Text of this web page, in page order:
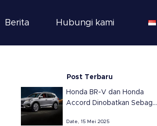
Berita Hubungi kami
Post Terbaru
Honda BR-V dan Honda
Accord Dinobatkan Sebagai
Tahun 2025 di Meksiko
Date, 15 Mei 2025